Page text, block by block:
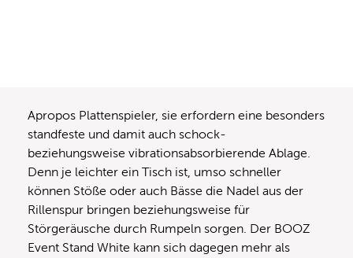
Apropos Plattenspieler, sie erfordern eine besonders
standfeste und damit auch schock-
beziehungsweise vibrationsabsorbierende Ablage.
Denn je leichter ein Tisch ist, umso schneller
können Stöße oder auch Bässe die Nadel aus der
Rillenspur bringen beziehungsweise für
Störgeräusche durch Rumpeln sorgen. Der BOOZ
Event Stand White kann sich dagegen mehr als